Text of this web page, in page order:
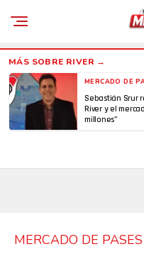
MERCADO DE
Sebastián Srur
River y el
millones”
MERCADO DE PASES